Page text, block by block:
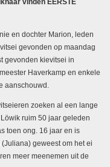
vinden EERSTE
en dochter Marion, leden
gevonden op maandag
gevonden kievitsei in
Haverkamp en enkele
aanschouwd.
zoeken al een lange
ruim 50 jaar geleden
toen ong. 16 jaar en is
geweest om het ei
meer meenemen uit de